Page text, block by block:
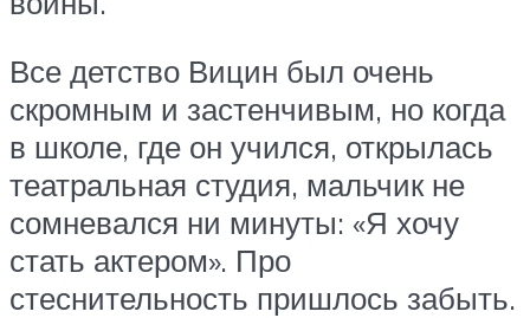
Все детство Вицин был очень
скромным и застенчивым, но когда
в школе, где он учился, открылась
театральная студия, мальчик не
сомневался ни минуты: «Я хочу
стать актером». Про
стеснительность пришлось забыть.